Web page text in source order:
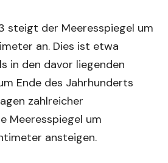
steigt der Meeresspiegel um
an. Dies ist etwa
in den davor liegenden
Ende des Jahrhunderts
zahlreicher
Meeresspiegel um
ansteigen.